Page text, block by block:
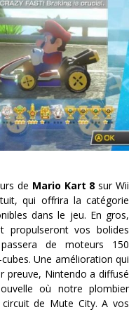
« Le Vent dand les Saules » - Une Belle Histoire !
« Damn Them All » - Un duo de Choc !
« Love is a Boxing Ring (Tomes 1 & 2) » – Un Passé Trouble !
« WOLF-MAN / Integrale Tomes 1 et 2 » - Cruelle Vengeance !
de Mario Kart 8 sur Wii
qui offrira la catégorie
dans le jeu. En gros,
vos bolides
de moteurs 150
Une amélioration qui
preuve, Nintendo a diffusé
où notre plombier
de Mute City. A vos